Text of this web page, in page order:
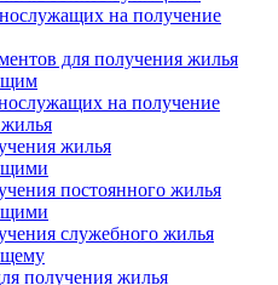
на получение
для получения жилья
на получение
жилья
постоянного жилья
служебного жилья
получения жилья